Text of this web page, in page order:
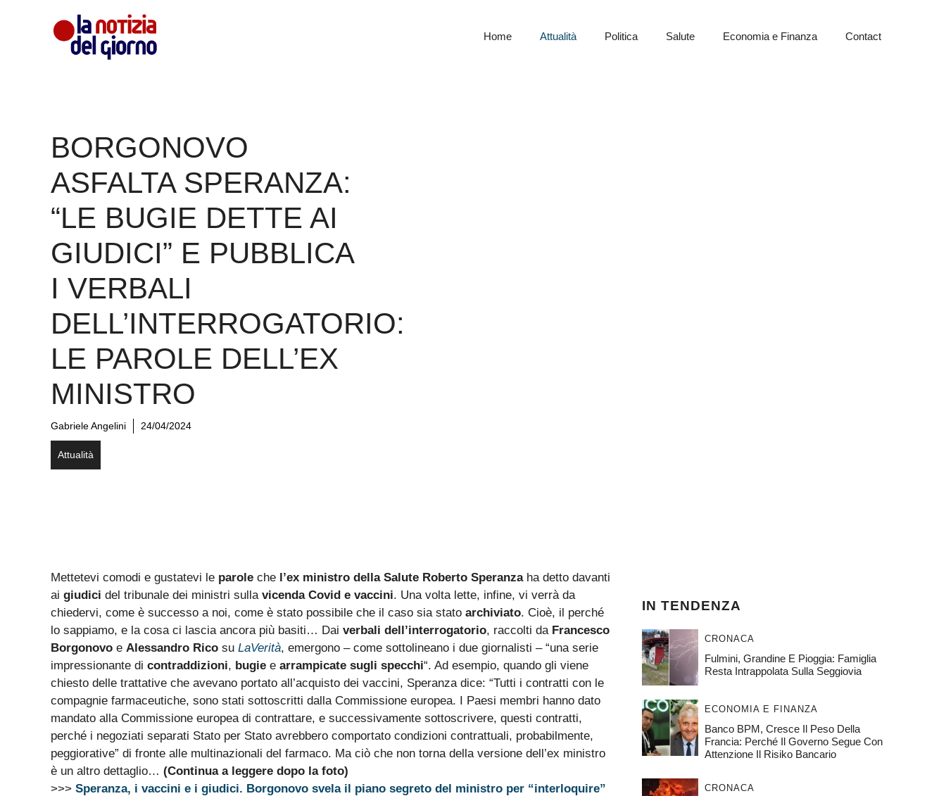
Home Attualità Politica Salute Economia e Finanza Contact
BORGONOVO
ASFALTA SPERANZA:
“LE BUGIE DETTE AI
GIUDICI” E PUBBLICA
I VERBALI
DELL’INTERROGATORIO:
LE PAROLE DELL’EX
MINISTRO
Gabriele Angelini 24/04/2024
Attualità
Mettetevi comodi e gustatevi le parole che l’ex ministro della Salute Roberto Speranzaha detto davanti
ai giudici del tribunale dei ministri sullavicenda Covid e vaccini. Una volta lette, infine, vi verrà da
chiedervi, come è successo a noi, come è stato possibile che il caso sia stato archiviato. Cioè, il perché
lo sappiamo, e la cosa ci lascia ancora più basiti… Dai verbali dell’interrogatorio, raccolti da Francesco
Borgonovo e Alessandro Rico su LaVerità, emergono – come sottolineano i due giornalisti – “una serie
impressionante di contraddizioni, bugie e arrampicate sugli specchi“. Ad esempio, quando gli viene
chiesto delle trattative che avevano portato all’acquisto dei vaccini, Speranza dice: “Tutti i contratti con le
compagnie farmaceutiche, sono stati sottoscritti dalla Commissione europea. I Paesi membri hanno dato
mandato alla Commissione europea di contrattare, e successivamente sottoscrivere, questi contratti,
perché i negoziati separati Stato per Stato avrebbero comportato condizioni contrattuali, probabilmente,
peggiorative” di fronte alle multinazionali del farmaco. Ma ciò che non torna della versione dell’ex ministro
è un altro dettaglio… (Continua a leggere dopo la foto)
>>> Speranza, i vaccini e i giudici. Borgonovo svela il piano segreto del ministro per “interloquire”
IN TENDENZA
CRONACA
Fulmini, Grandine E Pioggia: Famiglia
Resta Intrappolata Sulla Seggiovia
ECONOMIA E FINANZA
Banco BPM, Cresce Il Peso Della
Francia: Perché Il Governo Segue Con
Attenzione Il Risiko Bancario
CRONACA